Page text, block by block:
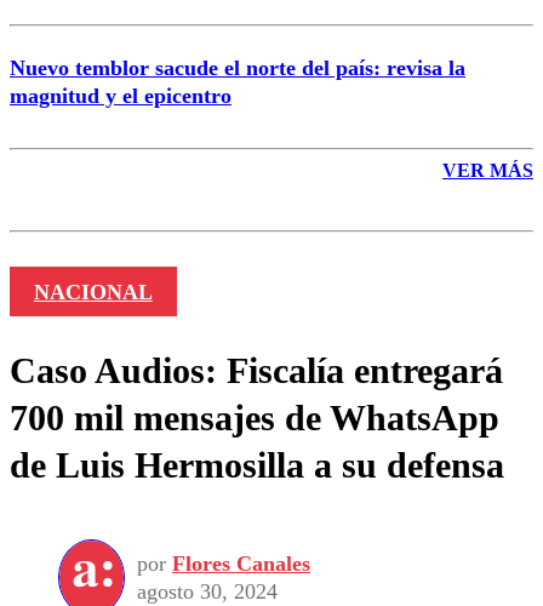
Nuevo temblor sacude el norte del país: revisa la
magnitud y el epicentro
VER MÁS
NACIONAL
Caso Audios: Fiscalía entregará
700 mil mensajes de WhatsApp
de Luis Hermosilla a su defensa
por Flores Canales
agosto 30, 2024